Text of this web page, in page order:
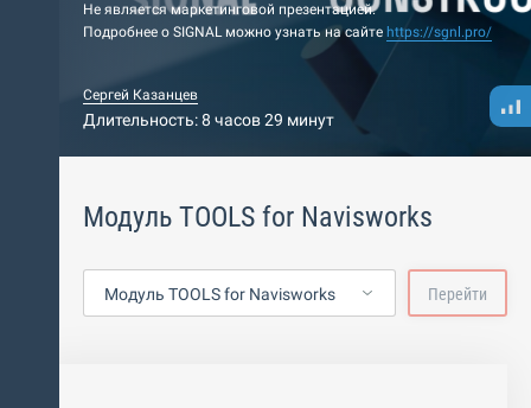
Не является маркетинговой презентацией.
Подробнее о SIGNAL можно узнать на сайте https://sgnl.pro/
Сергей Казанцев
Длительность: 8 часов 29 минут
Модуль TOOLS for Navisworks
Модуль TOOLS for Navisworks Перейти